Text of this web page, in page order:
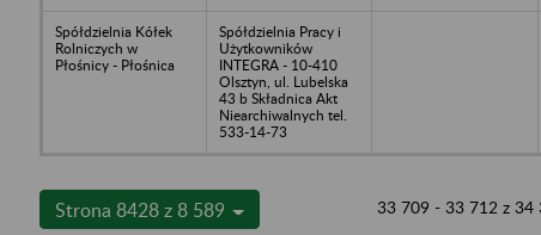
Spółdzielnia Kółek
Rolniczych w
Płośnicy - Płośnica
Spółdzielnia Pracy i
Użytkowników
INTEGRA - 10-410
Olsztyn, ul. Lubelska
43 b Składnica Akt
Niearchiwalnych tel.
533-14-73
Strona 8428 z 8 589 33 709 - 33 712 z 34